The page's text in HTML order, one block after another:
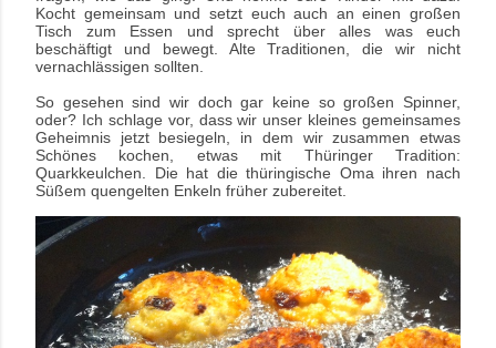
Kocht gemeinsam und setzt euch auch an einen großen
Tisch zum Essen und sprecht über alles was euch
beschäftigt und bewegt. Alte Traditionen, die wir nicht
vernachlässigen sollten.
So gesehen sind wir doch gar keine so großen Spinner,
oder? Ich schlage vor, dass wir unser kleines gemeinsames
Geheimnis jetzt besiegeln, in dem wir zusammen etwas
Schönes kochen, etwas mit Thüringer Tradition:
Quarkkeulchen.
Die hat die thüringische Oma ihren nach
Süßem quengelten Enkeln früher zubereitet.